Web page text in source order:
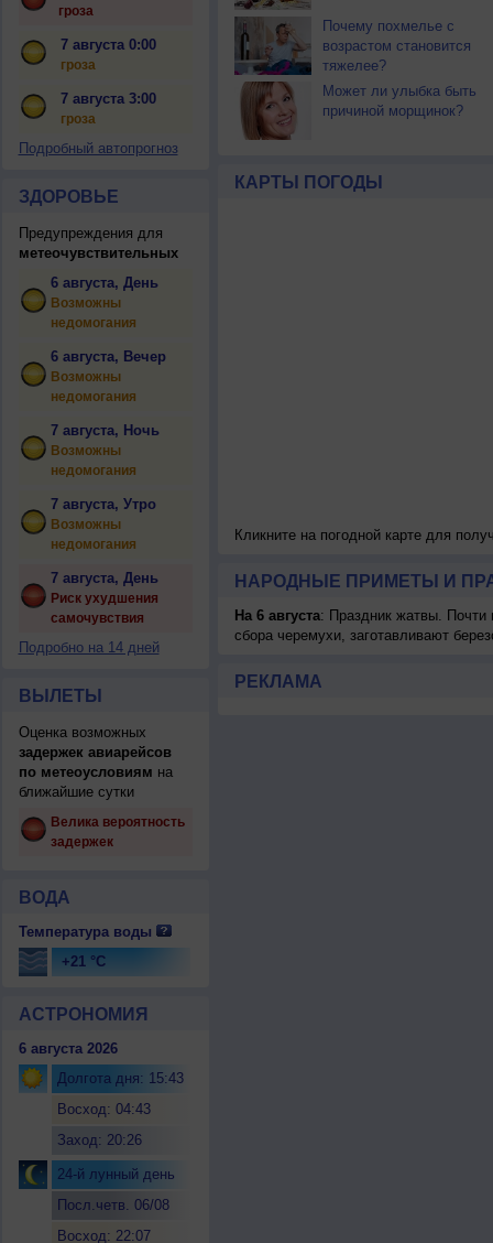
гроза
7 августа 0:00
гроза
7 августа 3:00
гроза
Подробный автопрогноз
ЗДОРОВЬЕ
Предупреждения для
метеочувствительных
6 августа, День
Возможны
недомогания
6 августа, Вечер
Возможны
недомогания
7 августа, Ночь
Возможны
недомогания
7 августа, Утро
Возможны
недомогания
7 августа, День
Риск ухудшения
самочувствия
Подробно на 14 дней
ВЫЛЕТЫ
Оценка возможных
задержек авиарейсов
по метеоусловиям на
ближайшие сутки
Велика вероятность
задержек
ВОДА
Температура воды
+21 °C
АСТРОНОМИЯ
6 августа 2026
Долгота дня: 15:43
Восход: 04:43
Заход: 20:26
24-й лунный день
Посл.четв. 06/08
Восход: 22:07
Почему похмелье с
возрастом становится
тяжелее?
Может ли улыбка быть
причиной морщинок?
КАРТЫ ПОГОДЫ
Кликните на погодной карте для
НАРОДНЫЕ ПРИМЕТЫ И
На 6 августа: Праздник жатвы. Почти
сбора черемухи, заготавливают
РЕКЛАМА